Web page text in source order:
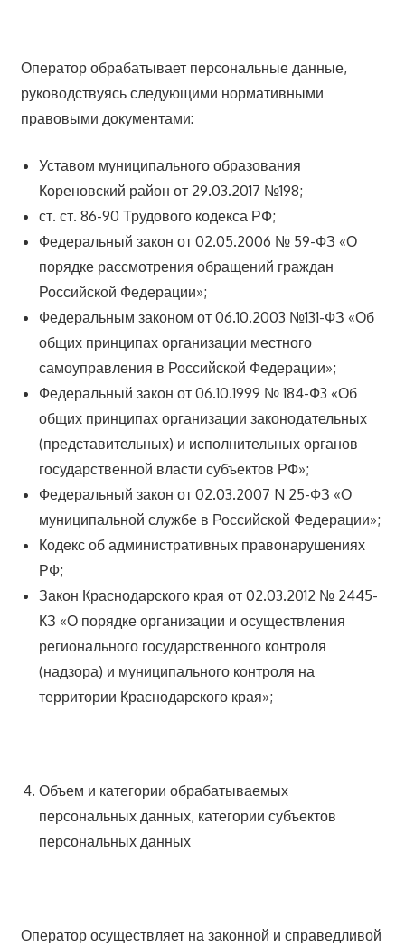
Оператор обрабатывает персональные данные,
руководствуясь следующими нормативными
правовыми документами:
Уставом муниципального образования
Кореновский район от 29.03.2017 №198;
ст. ст. 86-90 Трудового кодекса РФ;
Федеральный закон от 02.05.2006 № 59-ФЗ «О
порядке рассмотрения обращений граждан
Российской Федерации»;
Федеральным законом от 06.10.2003 №131-ФЗ «Об
общих принципах организации местного
самоуправления в Российской Федерации»;
Федеральный закон от 06.10.1999 № 184-Ф3 «Об
общих принципах организации законодательных
(представительных) и исполнительных органов
государственной власти субъектов РФ»;
Федеральный закон от 02.03.2007 N 25-ФЗ «О
муниципальной службе в Российской Федерации»;
Кодекс об административных правонарушениях
РФ;
Закон Краснодарского края от 02.03.2012 № 2445-
КЗ «О порядке организации и осуществления
регионального государственного контроля
(надзора) и муниципального контроля на
территории Краснодарского края»;
Объем и категории обрабатываемых
персональных данных, категории субъектов
персональных данных
Оператор осуществляет на законной и справедливой